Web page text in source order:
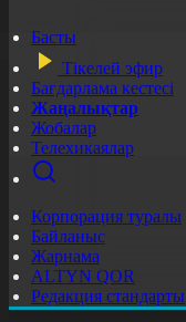
Басты
Тікелей эфир
Бағдарлама кестесі
Жаңалықтар
Жобалар
Телехикаялар
Корпорация туралы
Байланыс
Жарнама
ALTYN QOR
Редакция стандарты